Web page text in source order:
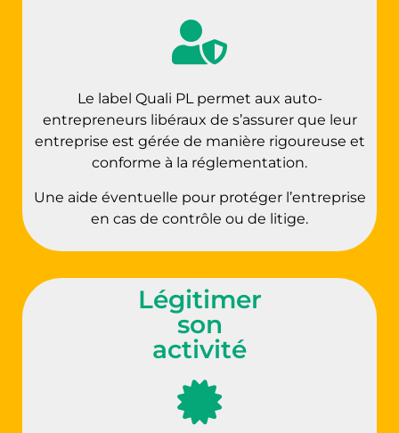
Le label Quali PL permet aux auto-
entrepreneurs libéraux de s’assurer que leur
entreprise est gérée de manière rigoureuse et
conforme à la réglementation.
Une aide éventuelle pour protéger l’entreprise
en cas de contrôle ou de litige.
Légitimer
son
activité